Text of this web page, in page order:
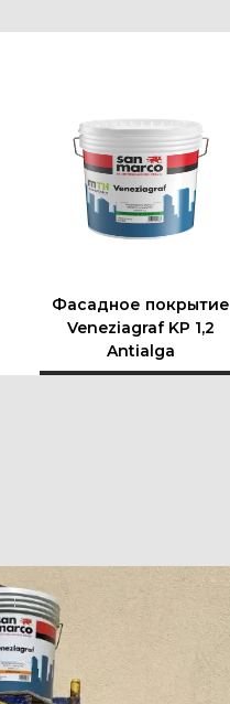
Фасадное покрытие
Veneziagraf KP 1,2
Antialga